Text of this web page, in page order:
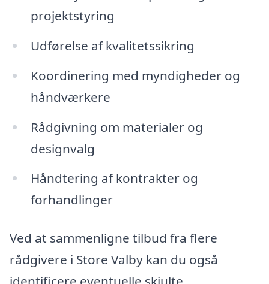
projektstyring
Udførelse af kvalitetssikring
Koordinering med myndigheder og
håndværkere
Rådgivning om materialer og
designvalg
Håndtering af kontrakter og
forhandlinger
Ved at sammenligne tilbud fra flere
rådgivere i Store Valby kan du også